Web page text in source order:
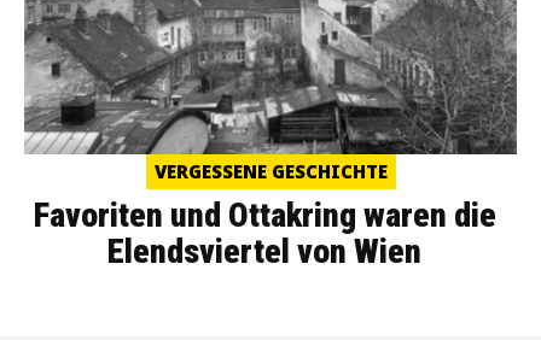
VERGESSENE GESCHICHTE
Favoriten und Ottakring waren die
Elendsviertel von Wien